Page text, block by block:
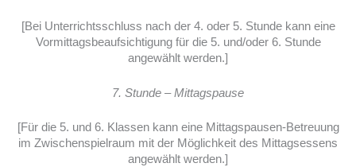
[Bei Unterrichtsschluss nach der 4. oder 5. Stunde kann eine
Vormittagsbeaufsichtigung für die 5. und/oder 6. Stunde
angewählt werden.]
7. Stunde – Mittagspause
[Für die 5. und 6. Klassen kann eine Mittagspausen-Betreuung
im Zwischenspielraum mit der Möglichkeit des Mittagsessens
angewählt werden.]